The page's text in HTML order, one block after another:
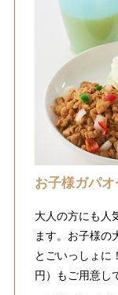
お子様ガパ
大人の方にも人
ます。お子様の
とごいっしょに
円）もご用意し